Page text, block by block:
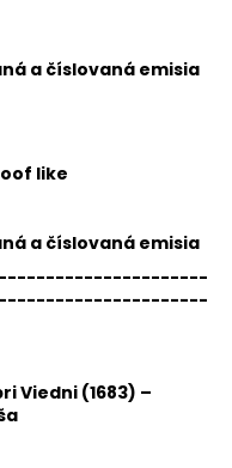
a číslovaná emisia
like
a číslovaná emisia
Viedni (1683) –